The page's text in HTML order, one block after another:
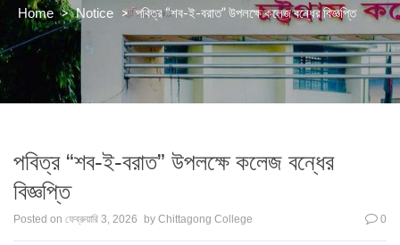
Home > Notice > পবিত্র “শব-ই-বরাত” উপলক্ষে কলেজ বন্ধের বিজ্ঞপ্তি
পবিত্র “শব-ই-বরাত” উপলক্ষে কলেজ বন্ধের
বিজ্ঞপ্তি
Posted on ফেব্রুয়ারি 3, 2026 by Chittagong College 0